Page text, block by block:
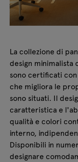
H:1650mm
classe
W:890D:
H:1850mm
ZW998
classe
W:990 D:
La collezione di
design minimalista
sono certificati
che migliora le
sono situati. Il
caratteristica e
qualità e colori
interno,
Disponibili in
designare